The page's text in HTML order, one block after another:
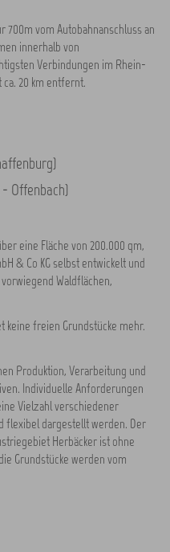
700m vom Autobahnanschluss an
innerhalb von
Verbindungen im Rhein-
20 km entfernt.
Offenbach)
eine Fläche von 200.000 qm,
& Co KG selbst entwickelt und
Waldflächen,
keine freien Grundstücke mehr.
Produktion, Verarbeitung und
Individuelle Anforderungen
Vielzahl verschiedener
flexibel dargestellt werden. Der
Herbäcker ist ohne
Grundstücke werden vom